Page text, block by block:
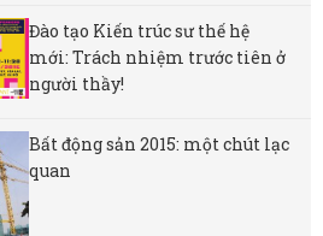
Đào tạo Kiến trúc sư thế hệ
mới: Trách nhiệm trước tiên ở
người thầy!
Bất động sản 2015: một chút lạc
quan